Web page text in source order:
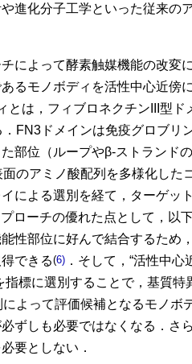
進化分子工学といった従来の
によって酵素触媒機能の改変
るモノボディを活性中心近傍
とは，フィブロネクチンIII型ド
FN3ドメインは免疫グロブリ
部位（ループやβ-ストランド
のアミノ酸配列を多様化した
による選別を経て，ターゲッ
プローチの優れた点として，以
性部位に好んで結合するため
できる(6) ．そして，“活性中心
標に選別することで，基質特
よって評価候補となるモノボ
ずしも必要ではなくなる．さ
要としない．